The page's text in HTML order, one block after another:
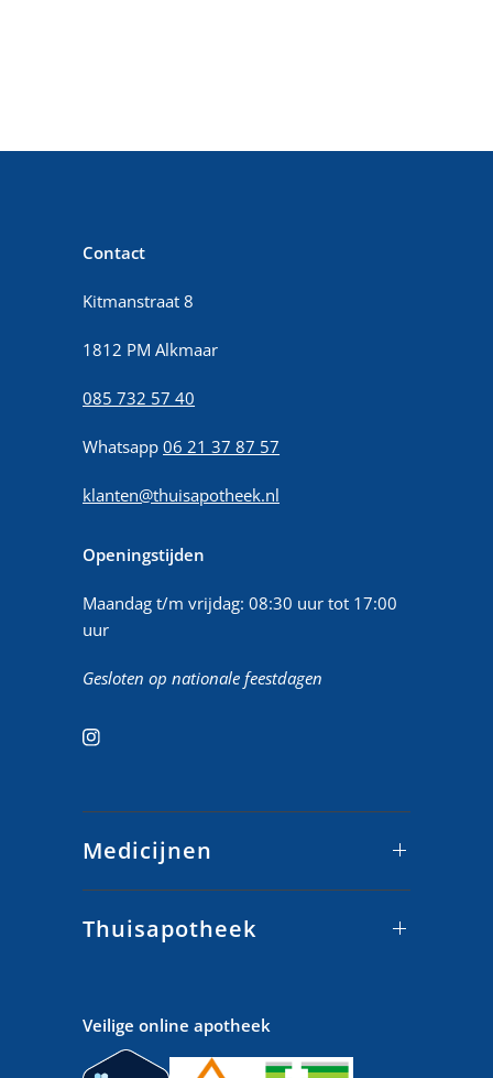
Contact
Kitmanstraat 8
1812 PM Alkmaar
085 732 57 40
Whatsapp06 21 37 87 57
klanten@thuisapotheek.nl
Openingstijden
Maandag t/m vrijdag: 08:30 uur tot 17:00
uur
Gesloten op nationale feestdagen
Medicijnen
Thuisapotheek
Veilige online apotheek